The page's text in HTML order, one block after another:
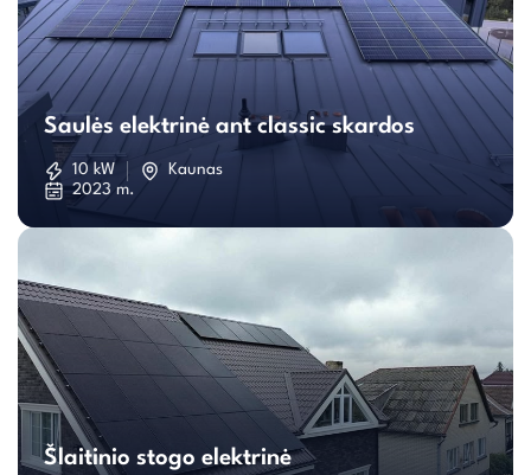
Saulės
elektrinė
Saulės elektrinė ant classic skardos
10 kW
Kaunas
2023 m.
Šlaitinio
stogo
Šlaitinio stogo elektrinė